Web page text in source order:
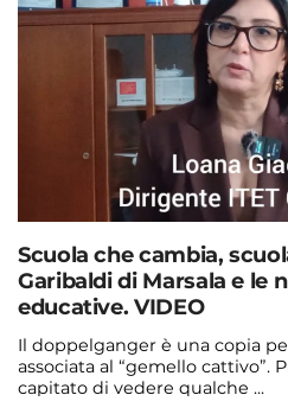
Scuola che cambia,
Garibaldi di Marsala e le
educative. VIDEO
Il doppelganger è una copia
associata al “gemello cattivo”.
capitato di vedere qualche ...